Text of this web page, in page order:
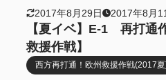
2017年8月29日 2017年8月
【夏イベ】E-1 再打通
救援作戦】
西方再打通！欧州救援作戦(2017